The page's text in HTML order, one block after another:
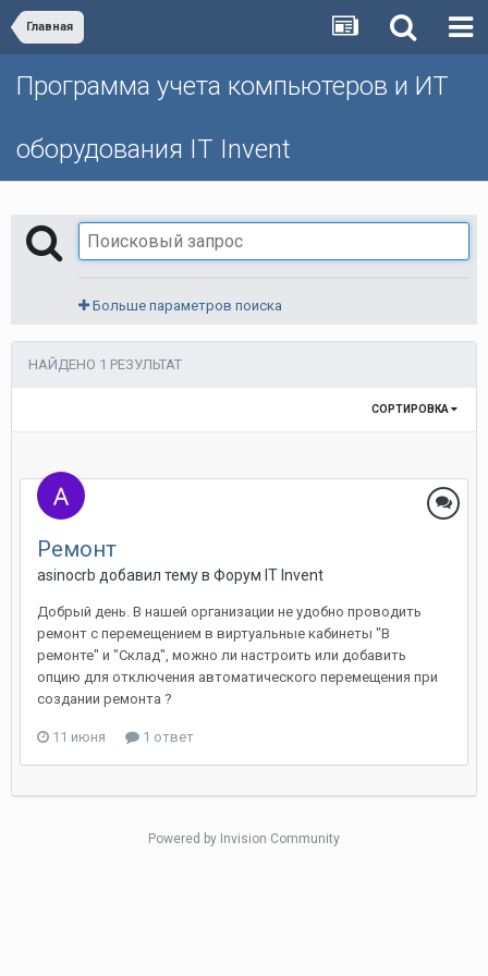
Главная
Программа учета компьютеров и ИТ
оборудования IT Invent
Больше параметров поиска
НАЙДЕНО 1 РЕЗУЛЬТАТ
СОРТИРОВКА
Ремонт
asinocrb добавил тему в Форум IT Invent
Добрый день. В нашей организации не удобно проводить
ремонт с перемещением в виртуальные кабинеты "В
ремонте" и "Склад", можно ли настроить или добавить
опцию для отключения автоматического перемещения при
создании ремонта ?
11 июня 1 ответ
Powered by Invision Community